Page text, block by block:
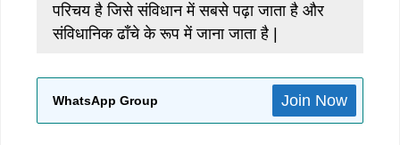
परिचय है जिसे संविधान में सबसे पढ़ा जाता है और
संविधानिक ढाँचे के रूप में जाना जाता है |
WhatsApp Group Join Now